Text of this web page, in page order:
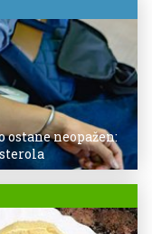
ostane neopažen: